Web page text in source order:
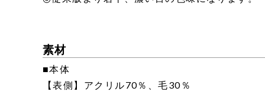
素材
■本体
【表側】アクリル70％、毛30％